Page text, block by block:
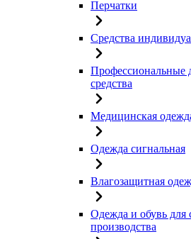
Перчатки
Средства
Профессиональные
средства
Медицинская
Одежда сигнальная
Влагозащитная
Одежда и обувь для
производства